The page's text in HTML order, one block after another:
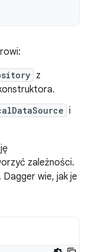
z
i
zależności.
wie, jak je